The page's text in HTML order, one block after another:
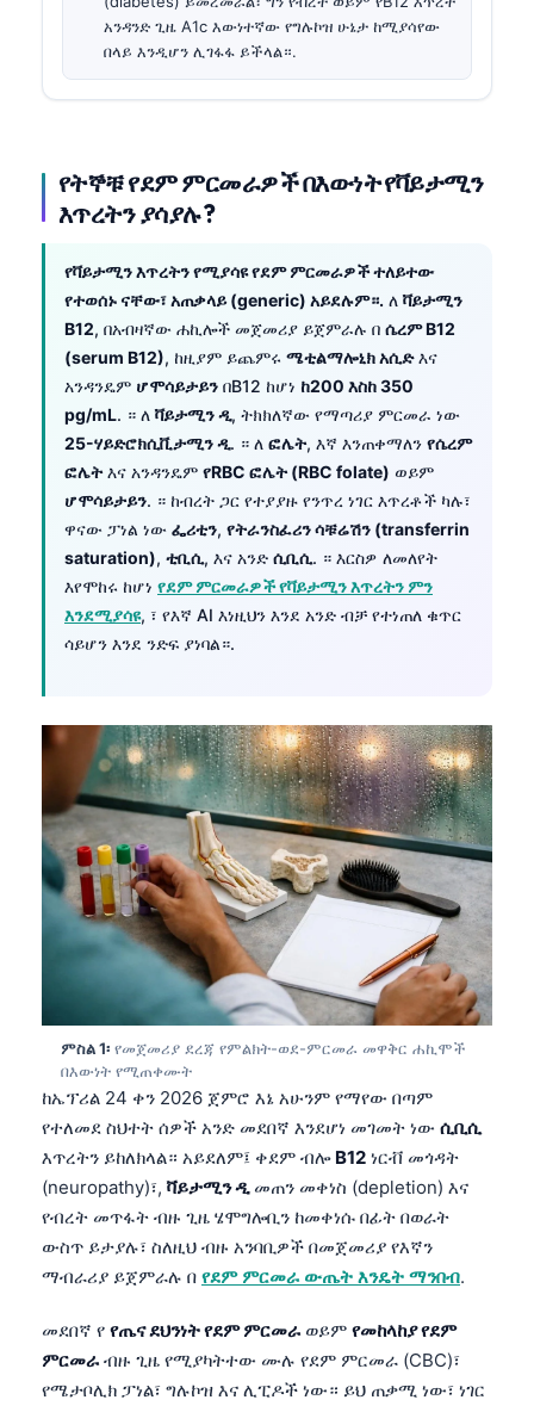
አንዳንድ ጊዜ A1c እውነተኛው የግሉኮዝ ሁኔታ ከሚያሳየው
በላይ እንዲሆን ሊገፋፋ ይችላል።.
የትኞቹ የደም ምርመራዎች በእውነት የቫይታሚን
እጥረትን ያሳያሉ?
የቫይታሚን እጥረትን የሚያሳዩ የደም ምርመራዎች ተለይተው
የተወሰኑ ናቸው፣ አጠቃላይ (generic) አይደሉም።. ለቫይታሚን
B12, በአብዛኛው ሐኪሎች መጀመሪያ ይጀምራሉ በ ሴረም B12
(serum B12), ከዚያም ይጨምሩ ሜቲልማሎኒክ አሲድእና
አንዳንዴም ሆሞሳይታይን በB12 ከሆነ ከ200 እስከ 350
pg/mL. ። ለቫይታሚን ዲ, ትክክለኛው የማጣሪያ ምርመራ ነው
25-ሃይድሮክሲቪታሚን ዲ. ። ለ ፎሌት, እኛ እንጠቀማለን የሴረም
ፎሌትእና አንዳንዴም የRBC ፎሌት (RBC folate) ወይም
ሆሞሳይታይን. ። ከብረት ጋር የተያያዙ የንጥረ ነገር እጥረቶች ካሉ፣
ዋናው ፓነል ነው ፌሪቲን, የትራንስፈሪን ሳቹሬሽን (transferrin
saturation), ቲቢሲ, እና አንድ ሲቢሲ. ። እርስዎ ለመለየት
እየሞከሩ ከሆነ የደም ምርመራዎች የቫይታሚን እጥረትን ምን
እንደሚያሳዩ, ፣ የእኛ AI እነዚህን እንደ አንድ ብቻ የተነጠለ ቁጥር
ሳይሆን እንደ ንድፍ ያነባል።.
ምስል 1፡ የመጀመሪያ ደረጃ የምልክት-ወደ-ምርመራ መዋቅር ሐኪሞች
በእውነት የሚጠቀሙት
ከኤፕሪል 24 ቀን 2026 ጀምሮ እኔ አሁንም የማየው በጣም
የተለመደ ስህተት ሰዎች አንድ መደበኛ እንደሆነ መገመት ነው ሲቢሲ
እጥረትን ይከለክላል። አይደለም፤ ቀደም ብሎ B12 ነርቭ መጎዳት
(neuropathy)፣,ቫይታሚን ዲመጠን መቀነስ (depletion) እና
የብረት መጥፋት ብዙ ጊዜ ሄሞግሎቢን ከመቀነሱ በፊት በወራት
ውስጥ ይታያሉ፣ ስለዚህ ብዙ አንባቢዎች በመጀመሪያ የእኛን
ማብራሪያ ይጀምራሉ በ የደም ምርመራ ውጤት እንዴት ማንበብ.
መደበኛ የ የጤና ደህንነት የደም ምርመራ ወይም የመከላከያ የደም
ምርመራ ብዙ ጊዜ የሚያካትተው ሙሉ የደም ምርመራ (CBC)፣
የሜታቦሊክ ፓነል፣ ግሉኮዝ እና ሊፒዶች ነው። ይህ ጠቃሚ ነው፣ ነገር